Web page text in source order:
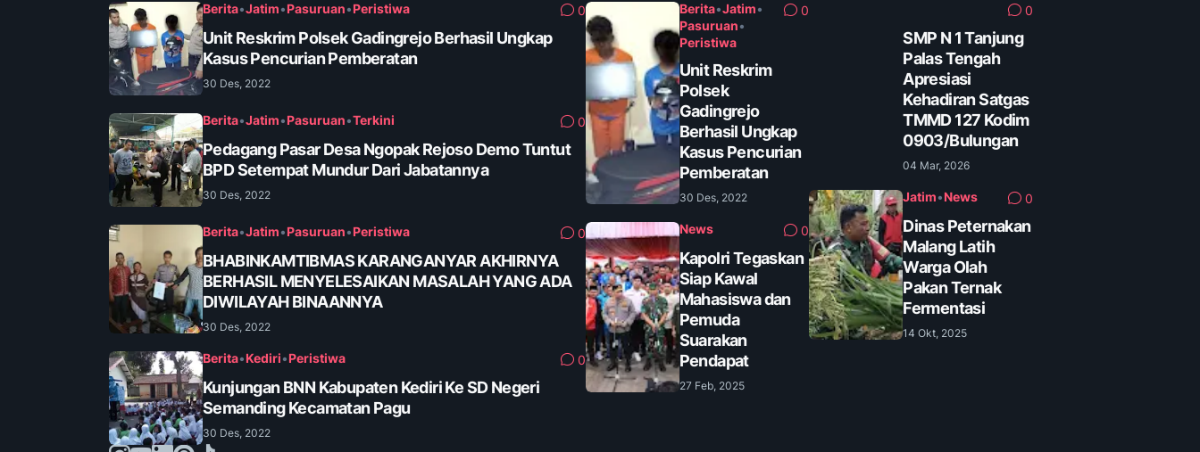
Berita•Jatim•Pasuruan•Peristiwa 0
Unit Reskrim Polsek Gadingrejo Berhasil Ungkap
Kasus Pencurian Pemberatan
30 Des, 2022
Berita•Jatim•Pasuruan•Terkini 0
Pedagang Pasar Desa Ngopak Rejoso Demo Tuntut
BPD Setempat Mundur Dari Jabatannya
30 Des, 2022
Berita•Jatim•Pasuruan•Peristiwa 0
BHABINKAMTIBMAS KARANGANYAR AKHIRNYA
BERHASIL MENYELESAIKAN MASALAH YANG ADA
DIWILAYAH BINAANNYA
30 Des, 2022
Berita•Kediri•Peristiwa 0
Kunjungan BNN Kabupaten Kediri Ke SD Negeri
Semanding Kecamatan Pagu
30 Des, 2022
Berita•Jatim•
Pasuruan•
Peristiwa
0
Unit Reskrim
Polsek
Gadingrejo
Berhasil Ungkap
Kasus Pencurian
Pemberatan
30 Des, 2022
News 0
Kapolri Tegaskan
Siap Kawal
Mahasiswa dan
Pemuda
Suarakan
Pendapat
27 Feb, 2025
0
SMP N 1 Tanjung
Palas Tengah
Apresiasi
Kehadiran Satgas
TMMD 127 Kodim
0903/Bulungan
04 Mar, 2026
Jatim•News 0
Dinas Peternakan
Malang Latih
Warga Olah
Pakan Ternak
Fermentasi
14 Okt, 2025